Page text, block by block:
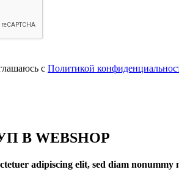
с Политикой
В WEBSHOP
adipiscing elit, sed diam